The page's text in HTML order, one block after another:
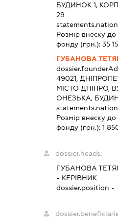
БУДИНОК 1,
29
Розмір внеску до
фонду (грн.): 35
ГУБАНОВА
49021,
МІСТО ДНІПРО,
ОНЕЗЬКА,
Розмір внеску до
фонду (грн.): 1
dossier.heads:
ГУБАНОВА
- КЕРІВНИК
dossier.position -